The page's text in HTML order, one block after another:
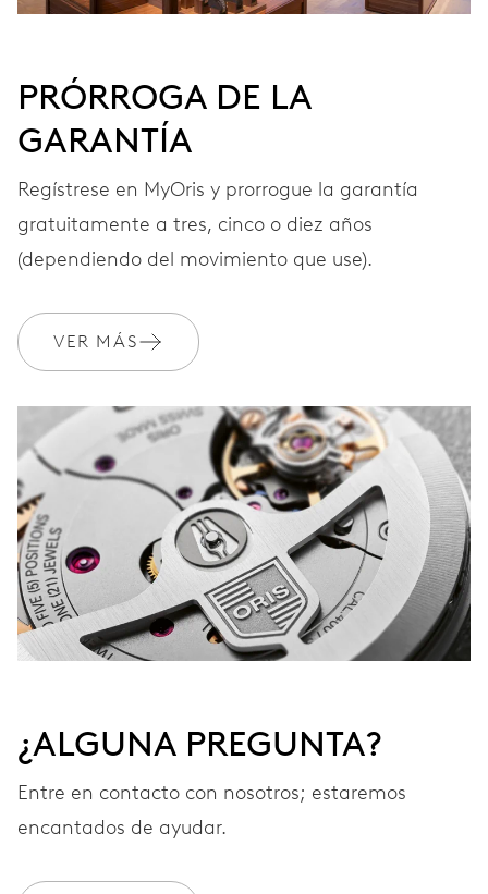
PRÓRROGA DE LA
GARANTÍA
Regístrese en MyOris y prorrogue la garantía
gratuitamente a tres, cinco o diez años
(dependiendo del movimiento que use).
VER MÁS
¿ALGUNA PREGUNTA?
Entre en contacto con nosotros; estaremos
encantados de ayudar.